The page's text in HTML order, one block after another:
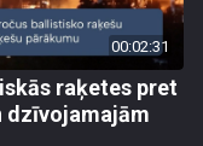
00:02:31
raķetes pret
dzīvojamajām